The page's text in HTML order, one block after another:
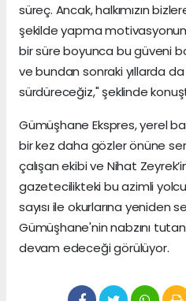
süreç. Ancak, halkımızın
şekilde yapma
bir süre boyunca bu güveni
ve bundan sonraki yıllarda da
sürdüreceğiz," şeklinde
Gümüşhane Ekspres, yerel
bir kez daha gözler önüne
çalışan ekibi ve Nihat
gazetecilikteki bu azimli
sayısı ile okurlarına yeniden
Gümüşhane'nin nabzını
devam edeceği görülüyor.